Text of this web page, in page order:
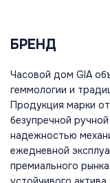
БРЕНД
Часовой дом GIA
геммологии и
Продукция марки
безупречной
надежностью
ежедневной
премиального